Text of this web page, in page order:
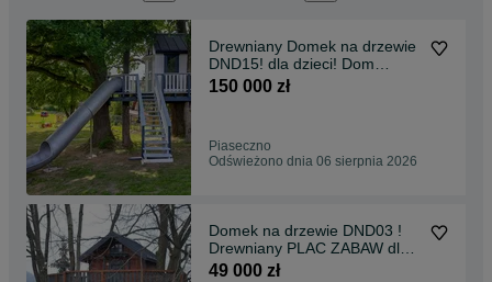
Drewniany Domek na drzewie
DND15! dla dzieci! Dom
LETNISKOWY działkowy
150 000 zł
Piaseczno
Odświeżono dnia 06 sierpnia 2026
Domek na drzewie DND03 !
Drewniany PLAC ZABAW dla
dzieci! LETNISKOWY
49 000 zł